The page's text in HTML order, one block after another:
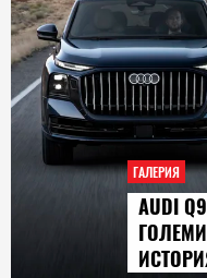
ГАЛЕРИЯ
AUDI